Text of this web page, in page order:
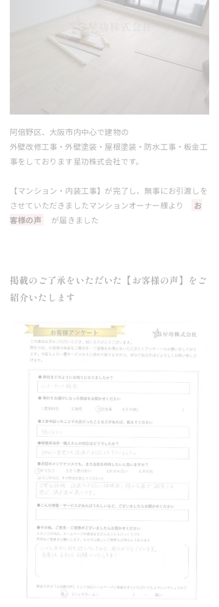
阿倍野区、大阪市内中心で建物の
外壁改修工事・外壁塗装・屋根塗装・防水工事・板金工
事をしております星功株式会社です。
【マンション・内装工事】が完了し、無事にお引渡しを
させていただきましたマンションオーナー様より
お
客様の声
が届きました
掲載のご了承をいただいた【お客様の声】をご
紹介いたします